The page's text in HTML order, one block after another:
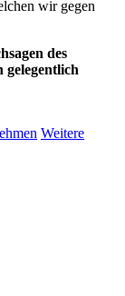
wir gegen
des
gelegentlich
Weitere